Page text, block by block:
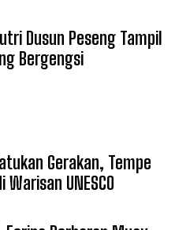
Dusun Peseng Tampil
Bergengsi
Gerakan, Tempe
UNESCO